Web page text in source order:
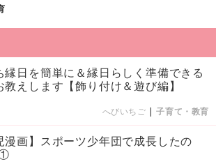
縁日を簡単に＆縁日らしく準備できる
教えします【飾り付け＆遊び編】
へびいちご |子育て・教育
漫画】スポーツ少年団で成長したの